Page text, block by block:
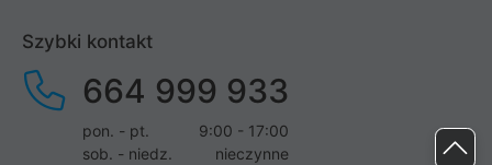
Szybki kontakt
664 999 933
pon. - pt.
9:00 - 17:00
sob. - niedz.
nieczynne